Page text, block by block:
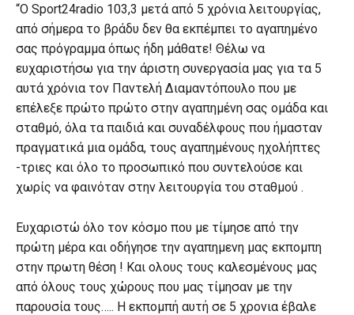
“Ο Sport24radio 103,3 μετά από 5 χρόνια λειτουργίας,
από σήμερα το βράδυ δεν θα εκπέμπει το αγαπημένο
σας πρόγραμμα όπως ήδη μάθατε! Θέλω να
ευχαριστήσω για την άριστη συνεργασία μας για τα 5
αυτά χρόνια τον Παντελή Διαμαντόπουλο που με
επέλεξε πρώτο πρώτο στην αγαπημένη σας ομάδα και
σταθμό, όλα τα παιδιά και συναδέλφους που ήμασταν
πραγματικά μια ομάδα, τους αγαπημένους ηχολήπτες
-τριες και όλο το προσωπικό που συντελούσε και
χωρίς να φαινόταν στην λειτουργία του σταθμού .
Ευχαριστώ όλο τον κόσμο που με τίμησε από την
πρώτη μέρα και οδήγησε την αγαπημενη μας εκπομπη
στην πρωτη θέση ! Και ολους τους καλεσμένους μας
από όλους τους χώρους που μας τίμησαν με την
παρουσία τους….. Η εκπομπή αυτή σε 5 χρονια έβαλε